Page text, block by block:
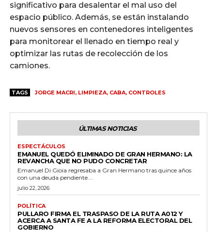
significativo para desalentar el mal uso del
espacio público. Además, se están instalando
nuevos sensores en contenedores inteligentes
para monitorear el llenado en tiempo real y
optimizar las rutas de recolección de los
camiones.
TAGS JORGE MACRI, LIMPIEZA, CABA, CONTROLES
ÚLTIMAS NOTICIAS
ESPECTÁCULOS
EMANUEL QUEDÓ ELIMINADO DE GRAN HERMANO: LA
REVANCHA QUE NO PUDO CONCRETAR
Emanuel Di Gioia regresaba a Gran Hermano tras quince años
con una deuda pendiente....
julio 22, 2026
POLÍTICA
PULLARO FIRMA EL TRASPASO DE LA RUTA A012 Y
ACERCA A SANTA FE A LA REFORMA ELECTORAL DEL
GOBIERNO